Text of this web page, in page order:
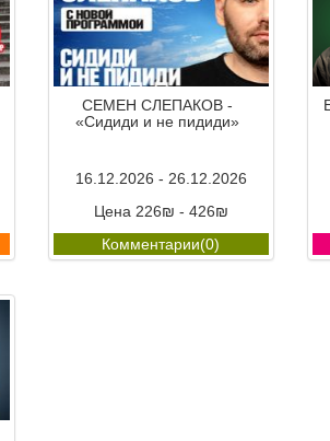
СЕМЕН СЛЕПАКОВ -
«Сидиди и не пидиди»
16.12.2026 - 26.12.2026
Цена 226₪ - 426₪
Комментарии(0)